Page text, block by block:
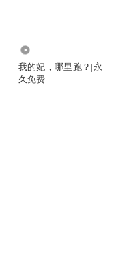
我的妃，哪里跑？|永
久免费